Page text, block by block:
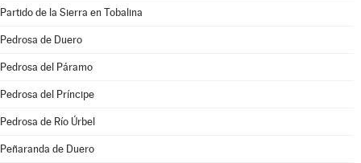
Partido de la Sierra en Tobalina
Pedrosa de Duero
Pedrosa del Páramo
Pedrosa del Príncipe
Pedrosa de Río Úrbel
Peñaranda de Duero